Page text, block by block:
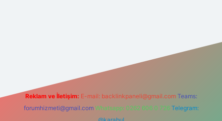
Reklam ve İletişim: E-mail: backlinkpaneli@gmail.com Teams:
forumhizmeti@gmail.com Whatsapp: 0262 606 0 726 Telegram: